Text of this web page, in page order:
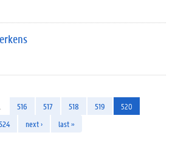
516 517 518 519
520
next › last »